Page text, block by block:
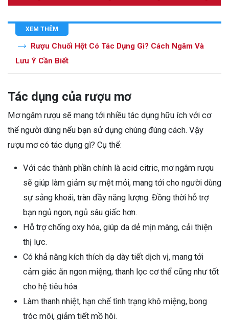
XEM THÊM
Rượu Chuối Hột Có Tác Dụng Gì? Cách Ngâm Và
Lưu Ý Cần Biết
Tác dụng của rượu mơ
Mơ ngâm rượu sẽ mang tới nhiều tác dụng hữu ích với cơ
thể người dùng nếu bạn sử dụng chúng đúng cách. Vậy
rượu mơ có tác dụng gì? Cụ thể:
Với các thành phần chính là acid citric, mơ ngâm rượu
sẽ giúp làm giảm sự mệt mỏi, mang tới cho người dùng
sự sảng khoái, tràn đầy năng lượng. Đồng thời hỗ trợ
bạn ngủ ngon, ngủ sâu giấc hơn.
Hỗ trợ chống oxy hóa, giúp da dẻ mịn màng, cải thiện
thị lực.
Có khả năng kích thích dạ dày tiết dịch vị, mang tới
cảm giác ăn ngon miệng, thanh lọc cơ thể cũng như tốt
cho hệ tiêu hóa.
Làm thanh nhiệt, hạn chế tình trạng khô miệng, bong
tróc môi, giảm tiết mồ hôi.